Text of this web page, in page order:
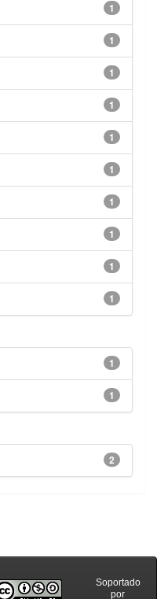
1
1
1
1
1
1
1
1
1
1
1
1
2
Soportado
por